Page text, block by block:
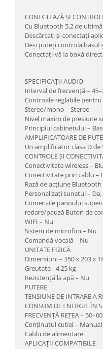
CONECTEAZĂ ȘI
Cu Bluetooth 5.2 de
Descărcați și conectați
Deși puteți controla basul
Conectați-vă la boxă
SPECIFICAȚII AUDIO
Interval de frecvență –
Controale reglabile
Stereo/mono – Stereo
Nivel maxim de presiune
Principiul cabinetului –
AMPLIFICATOARE DE
Un amplificator clasa D
CONTROLE ȘI
Conectivitate wireless –
Conectivitate prin cablu –
Rază de acțiune Bluetooth
Personalizați sunetul –
Comenzile panoului
redare/pauză Buton de
WIFI – Nu
Sistem de microfon – Nu
Comandă vocală – Nu
UNITATE FIZICĂ
Dimensiuni – 350 x 203 x
Greutate –4,25 kg
Rezistență la apă – Nu
PUTERE
TENSIUNE DE INTRARE A
CONSUM DE ENERGIE ÎN
FRECVENȚĂ REȚEA –
Conținutul cutiei –
Cablu de alimentare
APLICAȚII COMPATIBILE